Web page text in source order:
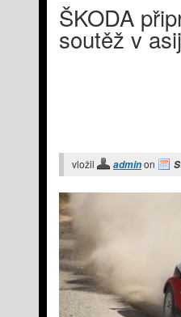
ŠKODA
soutěž v
vložil adminon